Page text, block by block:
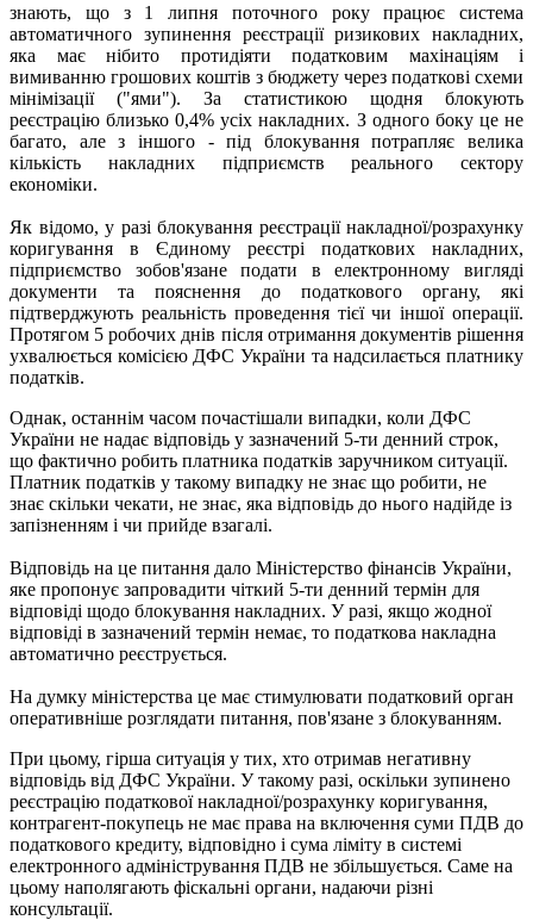
знають, що з 1 липня поточного року працює система
автоматичного зупинення реєстрації ризикових накладних,
яка має нібито протидіяти податковим махінаціям і
вимиванню грошових коштів з бюджету через податкові схеми
мінімізації ("ями"). За статистикою щодня блокують
реєстрацію близько 0,4% усіх накладних. З одного боку це не
багато, але з іншого - під блокування потрапляє велика
кількість накладних підприємств реального сектору
економіки.
Як відомо, у разі блокування реєстрації накладної/розрахунку
коригування в Єдиному реєстрі податкових накладних,
підприємство зобов'язане подати в електронному вигляді
документи та пояснення до податкового органу, які
підтверджують реальність проведення тієї чи іншої операції.
Протягом 5 робочих днів після отримання документів рішення
ухвалюється комісією ДФС України та надсилається платнику
податків.
Однак, останнім часом почастішали випадки, коли ДФС
України не надає відповідь у зазначений 5-ти денний строк,
що фактично робить платника податків заручником ситуації.
Платник податків у такому випадку не знає що робити, не
знає скільки чекати, не знає, яка відповідь до нього надійде із
запізненням і чи прийде взагалі.
Відповідь на це питання дало Міністерство фінансів України,
яке пропонує запровадити чіткий 5-ти денний термін для
відповіді щодо блокування накладних. У разі, якщо жодної
відповіді в зазначений термін немає, то податкова накладна
автоматично реєструється.
На думку міністерства це має стимулювати податковий орган
оперативніше розглядати питання, пов'язане з блокуванням.
При цьому, гірша ситуація у тих, хто отримав негативну
відповідь від ДФС України. У такому разі, оскільки зупинено
реєстрацію податкової накладної/розрахунку коригування,
контрагент-покупець не має права на включення суми ПДВ до
податкового кредиту, відповідно і сума ліміту в системі
електронного адміністрування ПДВ не збільшується. Саме на
цьому наполягають фіскальні органи, надаючи різні
консультації.